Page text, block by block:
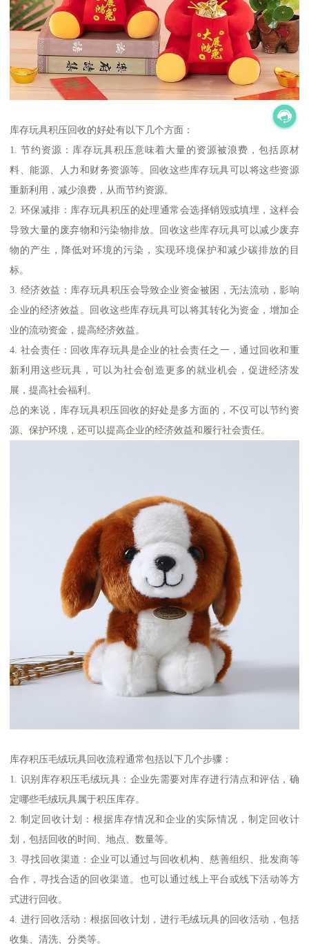
库存玩具积压回收的好处有以下几个方面：
1. 节约资源：库存玩具积压意味着大量的资源被浪费，包括原材
料、能源、人力和财务资源等。回收这些库存玩具可以将这些资源
重新利用，减少浪费，从而节约资源。
2. 环保减排：库存玩具积压的处理通常会选择销毁或填埋，这样会
导致大量的废弃物和污染物排放。回收这些库存玩具可以减少废弃
物的产生，降低对环境的污染，实现环境保护和减少碳排放的目
标。
3. 经济效益：库存玩具积压会导致企业资金被困，无法流动，影响
企业的经济效益。回收这些库存玩具可以将其转化为资金，增加企
业的流动资金，提高经济效益。
4. 社会责任：回收库存玩具是企业的社会责任之一，通过回收和重
新利用这些玩具，可以为社会创造更多的就业机会，促进经济发
展，提高社会福利。
总的来说，库存玩具积压回收的好处是多方面的，不仅可以节约资
源、保护环境，还可以提高企业的经济效益和履行社会责任。
库存积压毛绒玩具回收流程通常包括以下几个步骤：
1. 识别库存积压毛绒玩具：企业先需要对库存进行清点和评估，确
定哪些毛绒玩具属于积压库存。
2. 制定回收计划：根据库存情况和企业的实际情况，制定回收计
划，包括回收的时间、地点、数量等。
3. 寻找回收渠道：企业可以通过与回收机构、慈善组织、批发商等
合作，寻找合适的回收渠道。也可以通过线上平台或线下活动等方
式进行回收。
4. 进行回收活动：根据回收计划，进行毛绒玩具的回收活动，包括
收集、清洗、分类等。